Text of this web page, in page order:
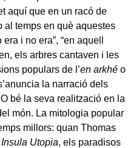
aquí que en un racó de
al temps en què aquestes
i no era”, “en aquell
els arbres cantaven i les
populars de l’en arkhé o
la narració dels
bé la seva realització en la
món. La mitologia popular
millors: quan Thomas
Utopia, els paradisos